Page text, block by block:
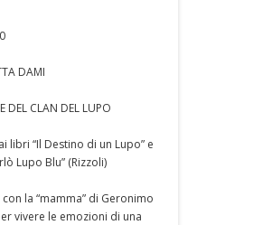
DAMI
DEL CLAN DEL LUPO
libri “Il Destino di un Lupo” e
Lupo Blu” (Rizzoli)
la “mamma” di Geronimo
vivere le emozioni di una